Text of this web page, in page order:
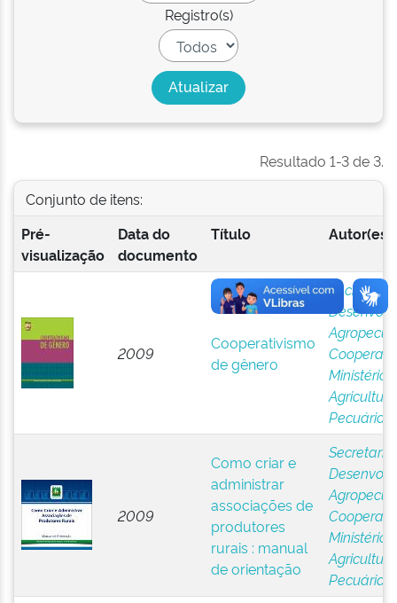
Registro(s)
Resultado 1-3 de 3.
Conjunto de itens:
Pré-
visualização
Data do
documento
Título Autor(es)
2009
Cooperativismo
de gênero
Ministério
Pecuária
2009
Como criar e
administrar
associações de
produtores
rurais : manual
de orientação
Ministério
Pecuária